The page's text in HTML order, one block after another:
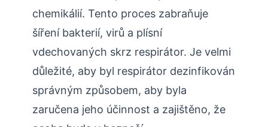
chemikálií. Tento proces zabraňuje
šíření bakterií, virů a plísní
vdechovaných skrz respirátor. Je velmi
důležité, aby byl respirátor dezinfikován
správným způsobem, aby byla
zaručena jeho účinnost a zajištěno, že